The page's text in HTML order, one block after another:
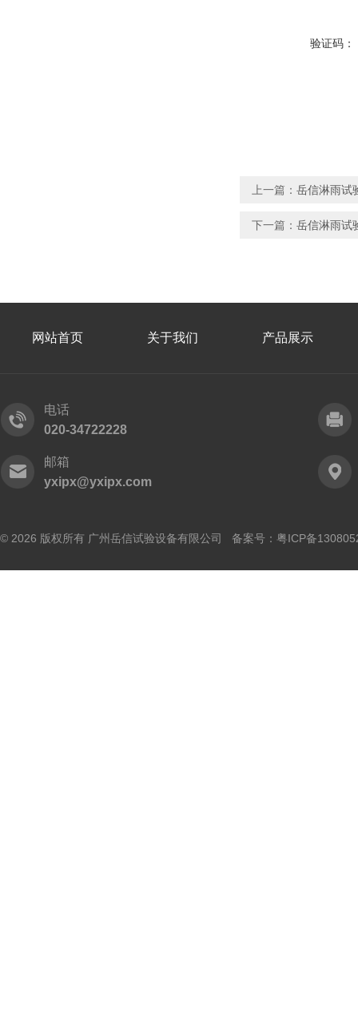
验证码：
上一篇： 岳信淋雨试
下一篇： 岳信淋雨试
网站首页 关于我们 产品展示
电话
020-34722228
邮箱
yxipx@yxipx.com
© 2026 版权所有 广州岳信试验设备有限公司 备案号： 粤ICP备